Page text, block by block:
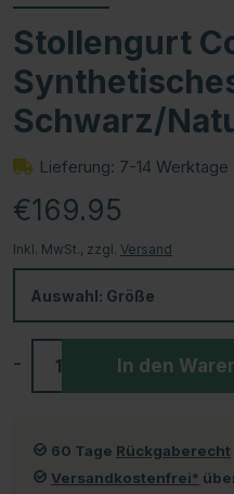
Stollengurt
Schwarz/
Lieferung: 7-14 Werktage
€169.95
Inkl. MwSt., zzgl. Versand
Auswahl: Größe
- In den
60 Tage Rückgaberecht
Versandkostenfrei*